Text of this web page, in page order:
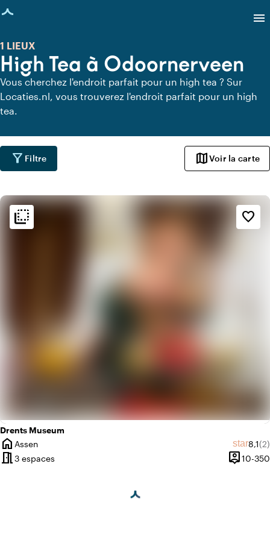
chargée
menu
High Tea à Odoornerveen
1 LIEUX
Vous cherchez l'endroit parfait pour un high tea ? Sur
Locaties.nl, vous trouverez l'endroit parfait pour un high
tea.
filter_alt Filtre mapVoir la carte
Drents Museum
home
Ville
Assen starNote
8,1(2)
meeting_room3 espaces person_pin
Capacité
10-350
flip_to_back favorite_border
flip_to_back Ambiance
info
Classique